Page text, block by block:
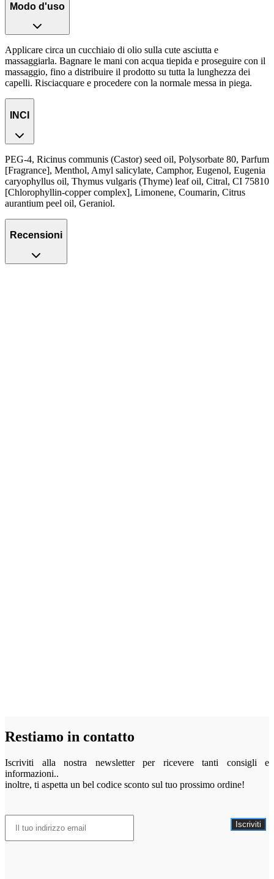
Modo d'uso
Applicare circa un cucchiaio di olio sulla cute asciutta e
massaggiarla. Bagnare le mani con acqua tiepida e proseguire con il
massaggio, fino a distribuire il prodotto su tutta la lunghezza dei
capelli. Risciacquare e procedere con la normale messa in piega.
INCI
PEG-4, Ricinus communis (Castor) seed oil, Polysorbate 80, Parfum
[Fragrance], Menthol, Amyl salicylate, Camphor, Eugenol, Eugenia
caryophyllus oil, Thymus vulgaris (Thyme) leaf oil, Citral, CI 75810
[Chlorophyllin-copper complex], Limonene, Coumarin, Citrus
aurantium peel oil, Geraniol.
Recensioni
Restiamo in contatto
Iscriviti alla nostra newsletter per ricevere tanti consigli e
informazioni..
inoltre, ti aspetta un bel codice sconto sul tuo prossimo ordine!
Iscriviti